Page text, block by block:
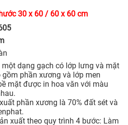
30 x 60 / 60 x 60 cm
dạng gạch có lớp lưng và mặt
phần xương và lớp men
mặt được in hoa văn với màu
phần xương là 70% đất sét và
xuất theo quy trình 4 bước: Làm